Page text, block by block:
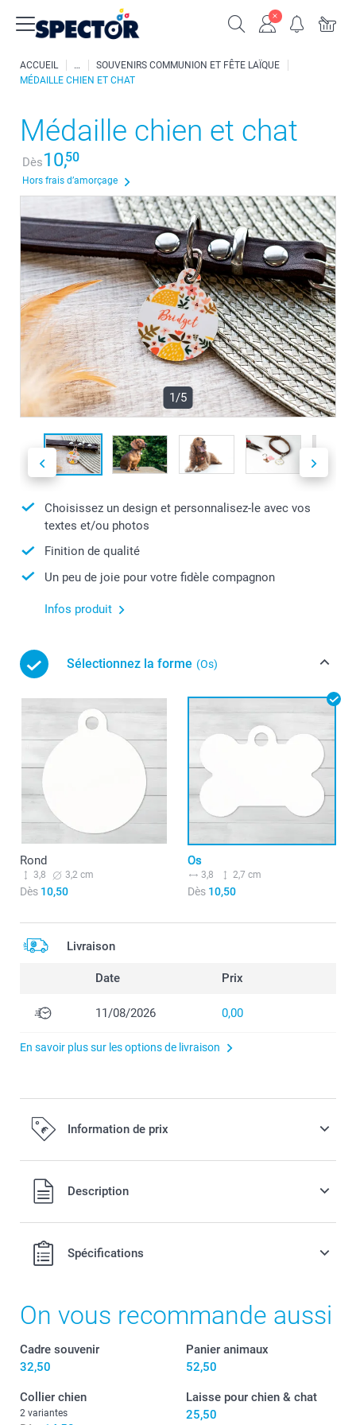
ACCUEIL
SOUVENIRS COMMUNION ET FÊTE LAÏQUE
MÉDAILLE CHIEN ET CHAT
Médaille chien et chat
Dès10,50
Hors frais d’amorçage
1/5
Choisissez un design et personnalisez-le avec vos
textes et/ou photos
Finition de qualité
Un peu de joie pour votre fidèle compagnon
Infos produit
Sélectionnez la forme (Os)
Rond
3,8 3,2 cm
Dès 10,50
Os
3,8 2,7 cm
Dès10,50
Livraison
Date Prix
11/08/2026 0,00
En savoir plus sur les options de livraison
Information de prix
Tous les prix sont TVA incluse
Description
Spécifications
On vous recommande aussi
Cadre souvenir
32,50
Panier animaux
52,50
Collier chien
2 variantes
Laisse pour chien & chat
25,50